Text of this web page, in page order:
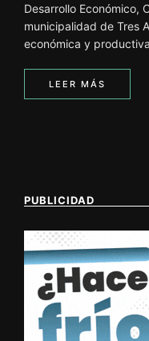
Desarrollo Económico,
municipalidad de Tres
económica y
LEER MÁS
PUBLICIDAD